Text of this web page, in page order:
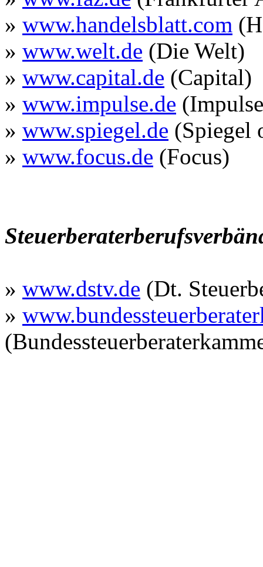
» www.handelsblatt.com
» www.welt.de (Die Welt)
» www.capital.de (Capital)
» www.impulse.de
» www.spiegel.de (Spiegel
» www.focus.de (Focus)
» www.dstv.de (Dt.
»